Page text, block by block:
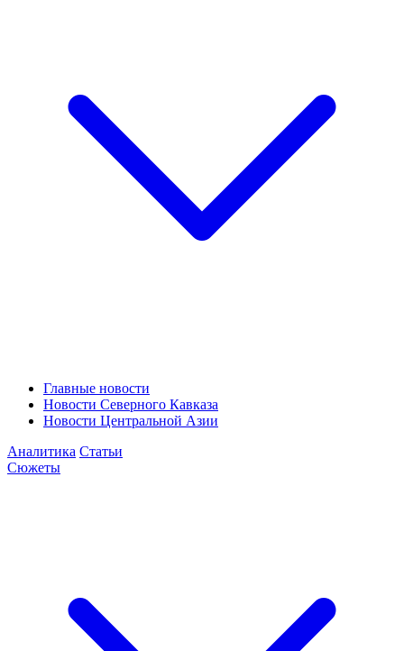
Главные новости
Новости Северного Кавказа
Новости Центральной Азии
Аналитика Статьи
Сюжеты